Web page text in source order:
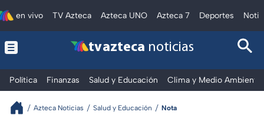
en vivo TV Azteca Azteca UNO Azteca 7 Deportes
tv azteca noticias
Política Finanzas Salud y Educación Clima y Medio Ambiente
Azteca Noticias Salud y Educación Nota